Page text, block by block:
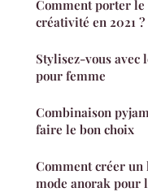
Comment porter le
créativité en 2021 ?
Stylisez-vous avec
pour femme
Combinaison
faire le bon choix
Comment créer un
mode anorak pour